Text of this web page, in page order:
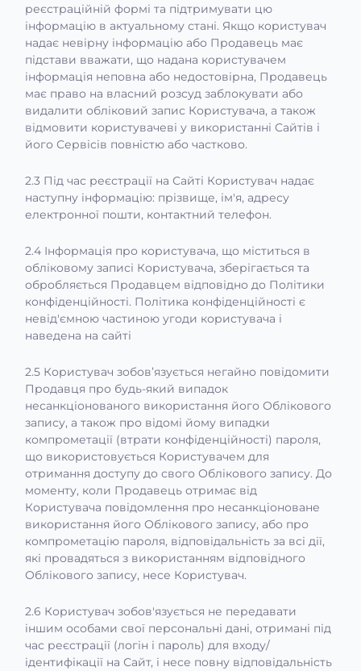
реєстраційній формі та підтримувати цю
інформацію в актуальному стані. Якщо користувач
надає невірну інформацію або Продавець має
підстави вважати, що надана користувачем
інформація неповна або недостовірна, Продавець
має право на власний розсуд заблокувати або
видалити обліковий запис Користувача, а також
відмовити користувачеві у використанні Сайтів і
його Сервісів повністю або частково.
2.3 Під час реєстрації на Сайті Користувач надає
наступну інформацію: прізвище, ім'я, адресу
електронної пошти, контактний телефон.
2.4 Інформація про користувача, що міститься в
обліковому записі Користувача, зберігається та
обробляється Продавцем відповідно до Політики
конфіденційності. Політика конфіденційності є
невід'ємною частиною угоди користувача і
наведена на сайті
2.5 Користувач зобов’язується негайно повідомити
Продавця про будь-який випадок
несанкціонованого використання його Облікового
запису, а також про відомі йому випадки
компрометації (втрати конфіденційності) пароля,
що використовується Користувачем для
отримання доступу до свого Облікового запису. До
моменту, коли Продавець отримає від
Користувача повідомлення про несанкціоноване
використання його Облікового запису, або про
компрометацію пароля, відповідальність за всі дії,
які провадяться з використанням відповідного
Облікового запису, несе Користувач.
2.6 Користувач зобов'язується не передавати
іншим особами свої персональні дані, отримані під
час реєстрації (логін і пароль) для входу/
ідентифікації на Сайт, і несе повну відповідальність